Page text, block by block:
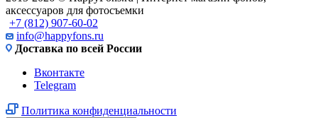
аксессуаров для фотосъемки
+7 (812) 907-60-02
info@happyfons.ru
Доставка по всей России
Вконтакте
Telegram
Политика конфиденциальности